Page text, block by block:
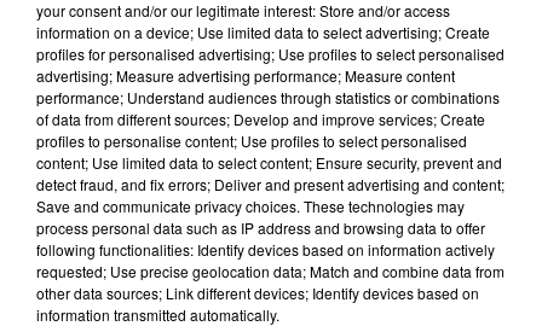
juillet, près de 900 hectares de végétation et de
forêt avaient déjà été ravagés par les flammes. Il
s’agit du premier grand feu de forêt de la saison
estivale.Selon un article du quotidien Sud Ouest, le feu
dans l’Aude est actuellement"fixé": il ne progresse
plus, mais n’est pas encore maîtrisé, malgré
l'intervention d'hélicoptères bombardiers d'eau.Les
pompiers eurois sont venus avec leurs tout
nouveaux camions spécialisés dans les
interventions en forêt. Leur mission doit durer toute la
semaine.
your consent and/or our legitimate interest: Store and/or access
information on a device; Use limited data to select advertising; Create
profiles for personalised advertising; Use profiles to select personalised
advertising; Measure advertising performance; Measure content
performance; Understand audiences through statistics or combinations
of data from different sources; Develop and improve services; Create
profiles to personalise content; Use profiles to select personalised
content; Use limited data to select content; Ensure security, prevent and
detect fraud, and fix errors; Deliver and present advertising and content;
Save and communicate privacy choices. These technologies may
process personal data such as IP address and browsing data to offer
following functionalities: Identify devices based on information actively
requested; Use precise geolocation data; Match and combine data from
other data sources; Link different devices; Identify devices based on
information transmitted automatically.